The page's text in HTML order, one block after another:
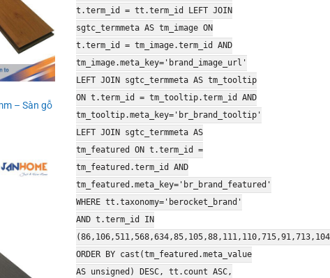
– Sàn gỗ
t.term_id = tt.term_id LEFT JOIN
sgtc_termmeta AS tm_image ON
t.term_id = tm_image.term_id AND
tm_image.meta_key='brand_image_url'
LEFT JOIN sgtc_termmeta AS tm_tooltip
ON t.term_id = tm_tooltip.term_id AND
tm_tooltip.meta_key='br_brand_tooltip'
LEFT JOIN sgtc_termmeta AS
tm_featured ON t.term_id =
tm_featured.term_id AND
tm_featured.meta_key='br_brand_featured'
WHERE tt.taxonomy='berocket_brand'
AND t.term_id IN
ORDER BY cast(tm_featured.meta_value
AS unsigned) DESC, tt.count ASC,